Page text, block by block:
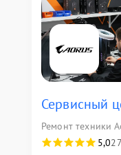
Сервисный
Ремонт техники
5,0